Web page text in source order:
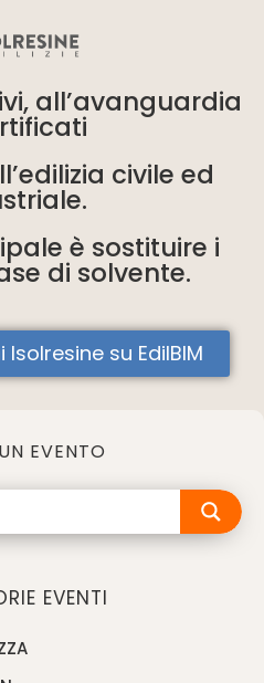
all’avanguardia
civile ed
è sostituire i
di solvente.
su EdilBIM
EVENTO
EVENTI